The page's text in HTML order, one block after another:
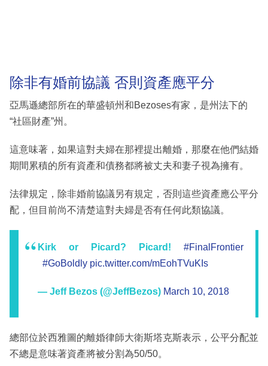
除非有婚前協議 否則資產應平分
亞馬遜總部所在的華盛頓州和Bezoses有家，是州法下的
“社區財產”州。
這意味著，如果這對夫婦在那裡提出離婚，那麼在他們結婚
期間累積的所有資產和債務都將被丈夫和妻子視為擁有。
法律規定，除非婚前協議另有規定，否則這些資產應公平分
配，但目前尚不清楚這對夫婦是否有任何此類協議。
Kirk or Picard? Picard! #FinalFrontier
#GoBoldly pic.twitter.com/mEohTVuKIs
— Jeff Bezos (@JeffBezos) March 10, 2018
總部位於西雅圖的離婚律師大衛斯塔克斯表示，公平分配並
不總是意味著資產將被分割為50/50。